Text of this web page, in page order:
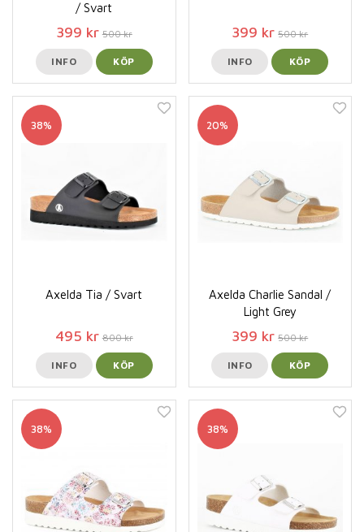
/ Svart
399 kr 500 kr
INFO KÖP
399 kr 500 kr
INFO KÖP
38%
Axelda Tia / Svart
495 kr 800 kr
INFO KÖP
20%
Axelda Charlie Sandal /
Light Grey
399 kr 500 kr
INFO KÖP
38% 38%